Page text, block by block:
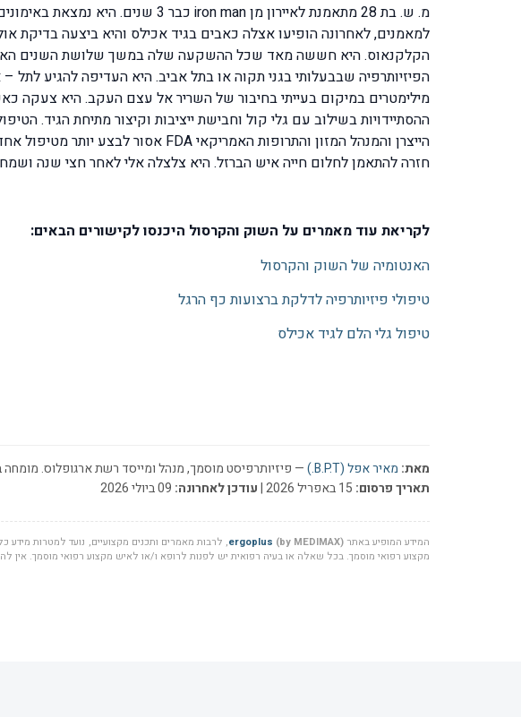
למאמנים, לאחרונה הופיעו אצלה כאבים בגיד אכילס והיא ביצעה בדיקת
הקלקנאוס. היא חששה מאד שכל ההשקעה שלה במשך שלושת השנים
מילימטרים במיקום בעייתי בחיבור של השריר אל עצם העקב. היא צעקה
ההסתיידויות בשילוב עם גלי קול וחבישת ייציבות וקיצור מתיחת
חזרה להתאמן לחלום חייה איש הברזל. היא צלצלה אלי לאחר חצי שנה
לקריאת עוד מאמרים על השוק והקרסול היכנסו לקישורים הבאים:
האנטומיה של השוק והקרסול
טיפולי פיזיותרפיה לדלקת ברצועות כף הרגל
טיפול גלי הלם לגיד אכילס
מאת: מאיר אפל (B.P.T.)
— פיזיותרפיסט מוסמך, מנהל ומייסד רשת ארגופלוס. מומחה
תאריך פרסום:
עודכן לאחרונה:
המידע המופיע באתר ergoplus (by MEDIMAX)
, לרבות מאמרים ותכנים מקצועיים, נועד למטרות מידע
מקצוע רפואי מוסמך. בכל שאלה או בעיה רפואית יש לפנות לרופא ו/או לאיש מקצוע רפואי מוסמך. אין